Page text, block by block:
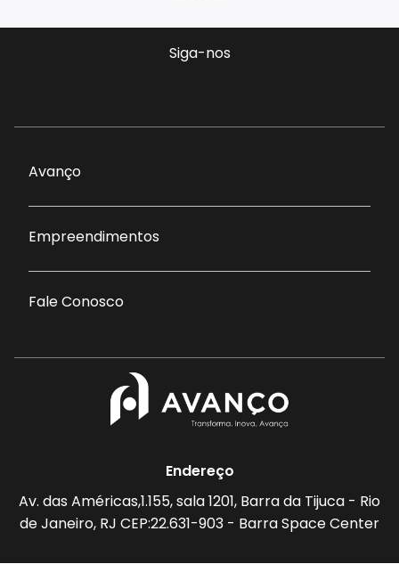
Siga-nos
Avanço
Empreendimentos
Fale Conosco
Endereço
Av. das Américas,1.155, sala 1201, Barra da Tijuca - Rio
de Janeiro, RJ CEP:22.631-903 - Barra Space Center